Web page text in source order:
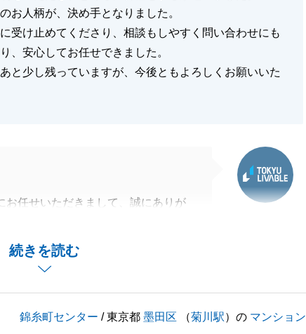
お人柄が、決め手となりました。
受け止めてくださり、相談もしやすく問い合わせにも
、安心してお任せできました。
と少し残っていますが、今後ともよろしくお願いいた
続きを読む
お任せいただきまして、誠にありが
になったお部屋をご売却されるとの
。
しておりますので、そちらを評価し
錦糸町センター / 東京都墨田区 （菊川駅）の マンション